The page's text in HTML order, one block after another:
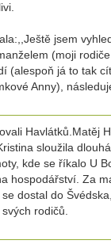
jsem
(moji
(alespoň já to tak
Anny),
Havlátků.Matěj
sloužila
kde se říkalo U
hospodářství. Za
dostal do
rodičů.